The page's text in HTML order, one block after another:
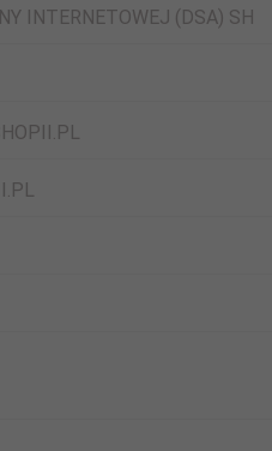
INTERNETOWEJ (DSA) SH